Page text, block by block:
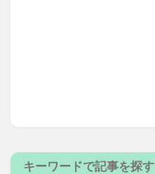
キーワードで記事を探す